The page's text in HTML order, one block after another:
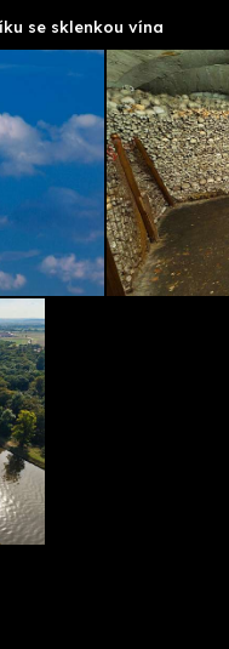
se sklenkou vína